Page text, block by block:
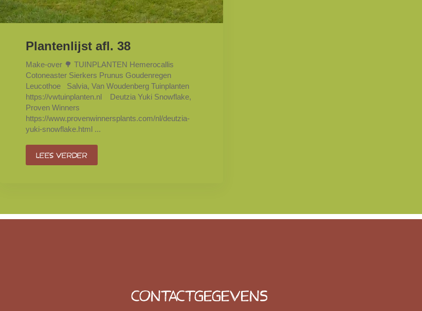
Plantenlijst afl. 38
Make-over 🌳 TUINPLANTEN Hemerocallis
Cotoneaster Sierkers Prunus Goudenregen
Leucothoe Salvia, Van Woudenberg Tuinplanten
https://vwtuinplanten.nl Deutzia Yuki Snowflake,
Proven Winners
https://www.provenwinnersplants.com/nl/deutzia-
yuki-snowflake.html ...
Lees verder
CONTACTGEGEVENS